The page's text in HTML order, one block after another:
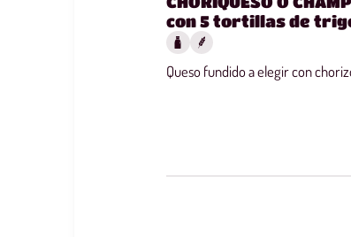
con 5 tortillas de
Queso fundido a elegir con